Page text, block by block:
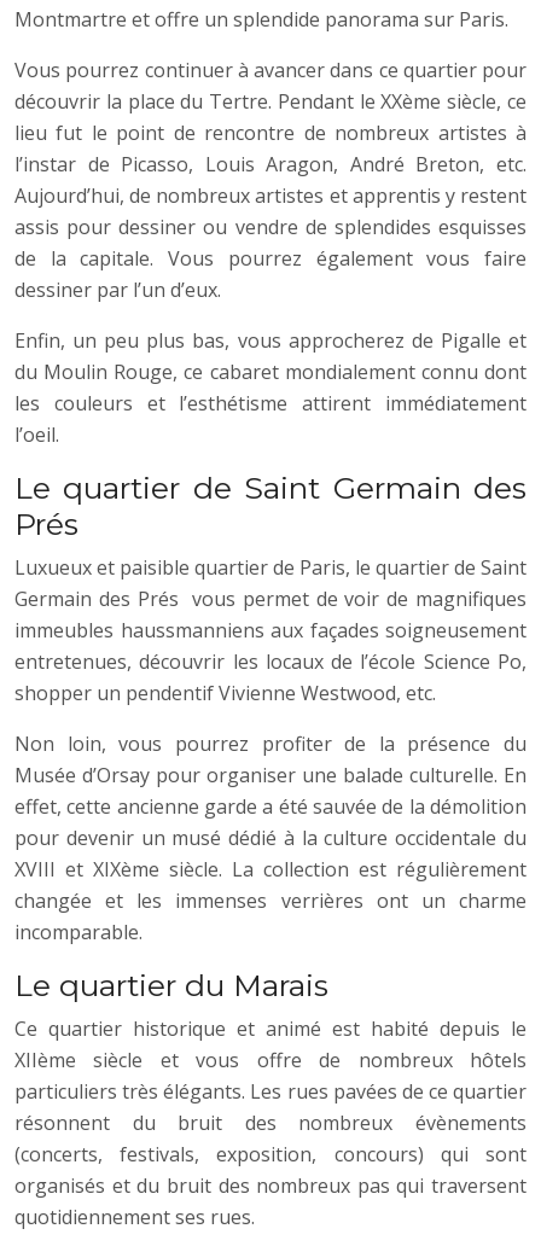
Montmartre et offre un splendide panorama sur Paris.
Vous pourrez continuer à avancer dans ce quartier pour
découvrir la place du Tertre. Pendant le XXème siècle, ce
lieu fut le point de rencontre de nombreux artistes à
l’instar de Picasso, Louis Aragon, André Breton, etc.
Aujourd’hui, de nombreux artistes et apprentis y restent
assis pour dessiner ou vendre de splendides esquisses
de la capitale. Vous pourrez également vous faire
dessiner par l’un d’eux.
Enfin, un peu plus bas, vous approcherez de Pigalle et
du Moulin Rouge, ce cabaret mondialement connu dont
les couleurs et l’esthétisme attirent immédiatement
l’oeil.
Le quartier de Saint Germain des
Prés
Luxueux et paisible quartier de Paris, le quartier de Saint
Germain des Prés vous permet de voir de magnifiques
immeubles haussmanniens aux façades soigneusement
entretenues, découvrir les locaux de l’école Science Po,
shopper un pendentif Vivienne Westwood, etc.
Non loin, vous pourrez profiter de la présence du
Musée d’Orsay pour organiser une balade culturelle. En
effet, cette ancienne garde a été sauvée de la démolition
pour devenir un musé dédié à la culture occidentale du
XVIII et XIXème siècle. La collection est régulièrement
changée et les immenses verrières ont un charme
incomparable.
Le quartier du Marais
Ce quartier historique et animé est habité depuis le
XIIème siècle et vous offre de nombreux hôtels
particuliers très élégants. Les rues pavées de ce quartier
résonnent du bruit des nombreux évènements
(concerts, festivals, exposition, concours) qui sont
organisés et du bruit des nombreux pas qui traversent
quotidiennement ses rues.